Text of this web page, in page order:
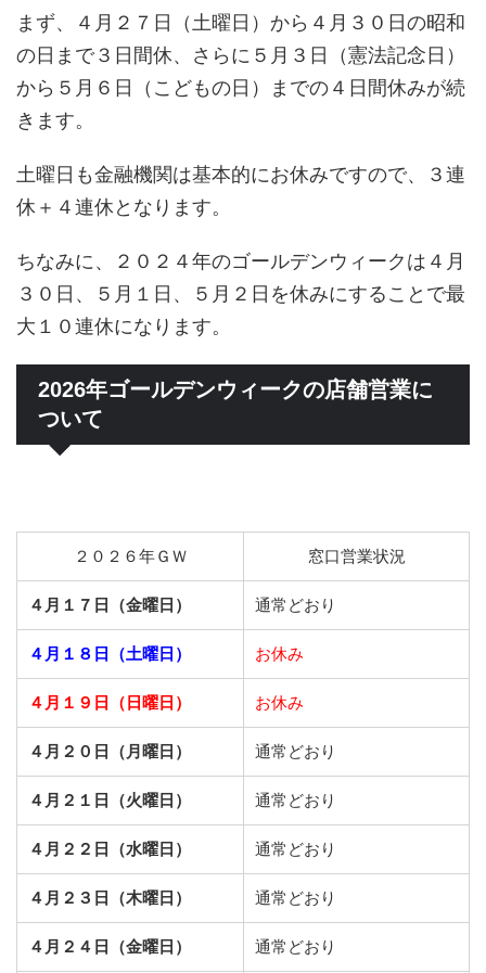
まず、４月２７日（土曜日）から４月３０日の昭和
の日まで３日間休、さらに５月３日（憲法記念日）
から５月６日（こどもの日）までの４日間休みが続
きます。
土曜日も金融機関は基本的にお休みですので、３連
休＋４連休となります。
ちなみに、２０２４年のゴールデンウィークは４月
３０日、５月１日、５月２日を休みにすることで最
大１０連休になります。
2026年ゴールデンウィークの店舗営業に
ついて
２０２６年ＧＷ 窓口営業状況
４月１７日（金曜日） 通常どおり
４月１８日（土曜日） お休み
４月１９日（日曜日） お休み
４月２０日（月曜日） 通常どおり
４月２１日（火曜日） 通常どおり
４月２２日（水曜日） 通常どおり
４月２３日（木曜日） 通常どおり
４月２４日（金曜日） 通常どおり